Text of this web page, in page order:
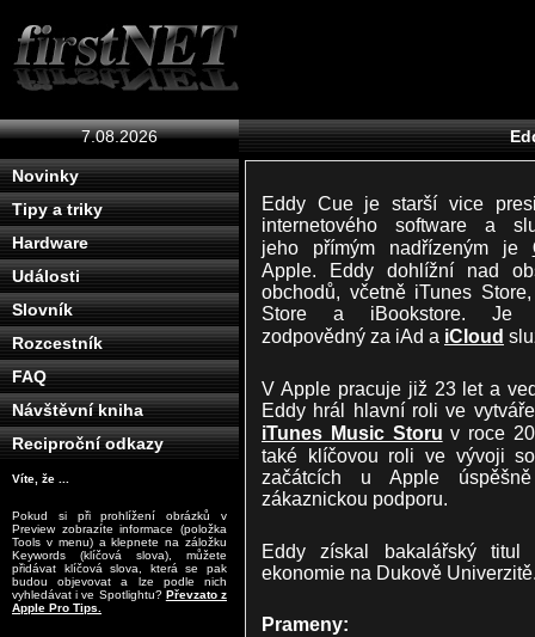
7.08.2026
Novinky
Tipy a triky
Hardware
Události
Slovník
Rozcestník
FAQ
Návštěvní kniha
Reciproční odkazy
Víte, že ...
Pokud si při prohlížení obrázků v
Preview zobrazíte informace (položka
Tools v menu) a klepnete na záložku
Keywords (klíčová slova), můžete
přidávat klíčová slova, která se pak
budou objevovat a lze podle nich
vyhledávat i ve Spotlightu? Převzato z
Apple Pro Tips.
Eddy Cue je starší vice
internetového software a
jeho přímým nadřízeným je
Apple. Eddy dohlížní nad
obchodů, včetně iTunes
Store a iBookstore. Je
zodpovědný za iAd a iCloud
V Apple pracuje již 23 let a
Eddy hrál hlavní roli ve
iTunes Music Storu v roce
také klíčovou roli ve vývoji
začátcích u Apple
zákaznickou podporu.
Eddy získal bakalářský
ekonomie na Dukově
Prameny: